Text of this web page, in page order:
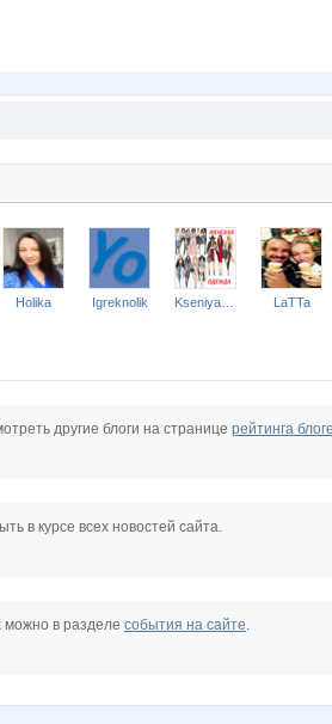
Holika Igreknolik LaTTa
другие блоги на странице рейтинга
в курсе всех новостей сайта.
можно в разделе события на сайте.